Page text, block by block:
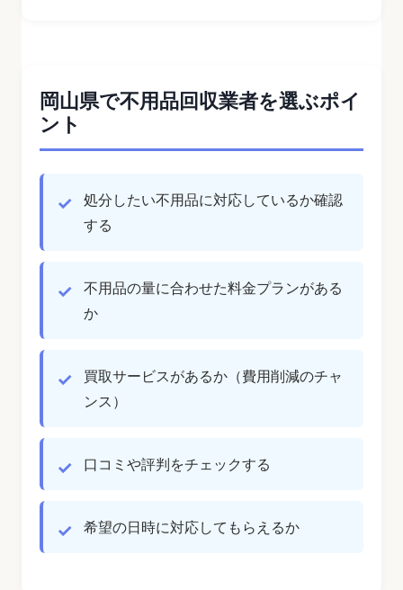
岡山県で不用品回収業者を選ぶポイ
ント
処分したい不用品に対応しているか確認
する
不用品の量に合わせた料金プランがある
か
買取サービスがあるか（費用削減のチャ
ンス）
口コミや評判をチェックする
希望の日時に対応してもらえるか